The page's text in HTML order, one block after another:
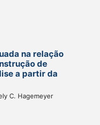
na relação
de
a partir da
C. Hagemeyer